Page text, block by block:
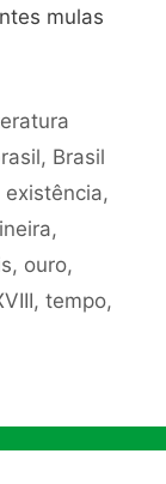
mulas
, Brasil
existência,
,
, ouro,
, tempo,